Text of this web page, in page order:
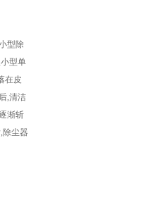
型除
型单
在皮
,清洁
渐斩
除尘器